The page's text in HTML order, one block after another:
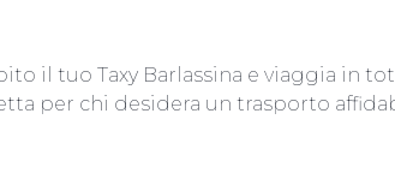
il tuo Taxy Barlassina e viaggia in
per chi desidera un trasporto